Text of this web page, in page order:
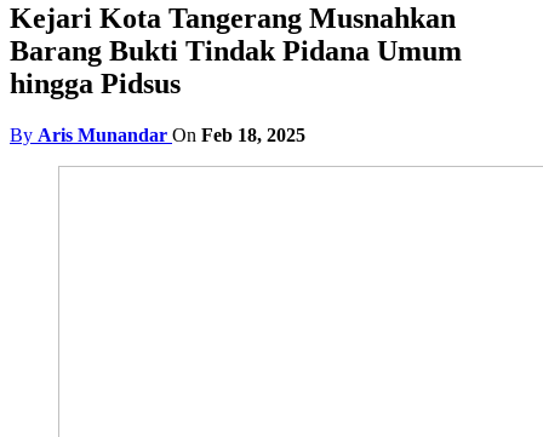
Kejari Kota Tangerang Musnahkan
Barang Bukti Tindak Pidana Umum
hingga Pidsus
By Aris Munandar On Feb 18, 2025